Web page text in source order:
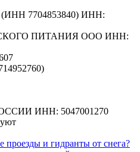
и гидранты от снега?